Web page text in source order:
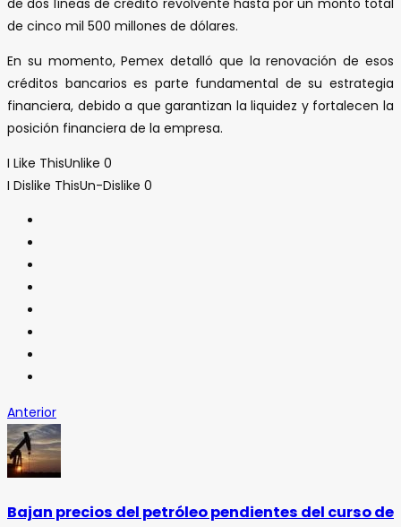
de cinco mil 500 millones de dólares.
En su momento, Pemex detalló que la renovación de esos
créditos bancarios es parte fundamental de su estrategia
financiera, debido a que garantizan la liquidez y fortalecen la
posición financiera de la empresa.
I Like ThisUnlike 0
I Dislike ThisUn-Dislike 0
Anterior
Bajan precios del petróleo pendientes del curso de